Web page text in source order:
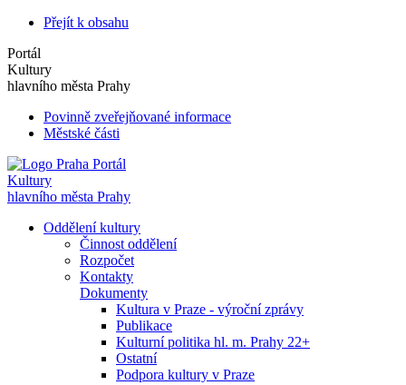
Přejít k obsahu
Portál
Kultury
hlavního města Prahy
Povinně zveřejňované informace
Městské části
Portál
Kultury
hlavního města Prahy
Oddělení kultury
Činnost oddělení
Rozpočet
Kontakty
Dokumenty
Kultura v Praze - výroční zprávy
Publikace
Kulturní politika hl. m. Prahy 22+
Ostatní
Podpora kultury v Praze